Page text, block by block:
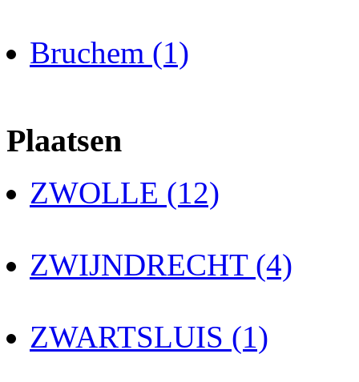
Bruchem (1)
Plaatsen
ZWOLLE (12)
ZWIJNDRECHT (4)
ZWARTSLUIS (1)